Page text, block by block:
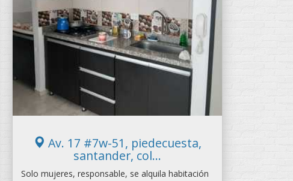
Av. 17 #7w-51, piedecuesta,
santander, col...
Solo mujeres, responsable, se alquila habitación